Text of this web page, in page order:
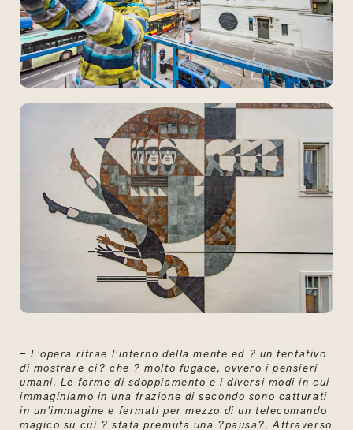
–L’opera ritrae l’interno della mente ed ? un tentativo
di mostrare ci? che ? molto fugace, ovvero i pensieri
umani. Le forme di sdoppiamento e i diversi modi in cui
immaginiamo in una frazione di secondo sono catturati
in un’immagine e fermati per mezzo di un telecomando
magico su cui ? stata premuta una ?pausa?. Attraverso